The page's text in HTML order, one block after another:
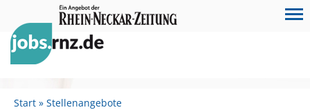
Start
Stellenangebote